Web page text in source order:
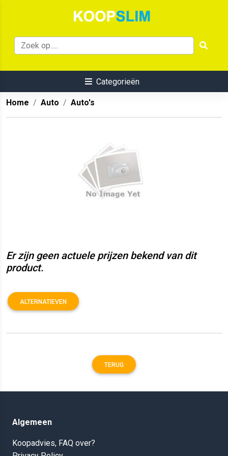
Categorieën
Home Auto Auto's
Er zijn geen actuele prijzen bekend van dit
product.
ALTERNATIEVEN
TERUG
Algemeen
Koopadvies, FAQ over?